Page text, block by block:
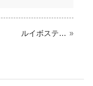
ルイボスティーを中心にヘルシーアイテムを取り揃える 「natu&robe(ナチュアンドローブ)」がサプリメント「プラセンタ乳酸菌プラス」を新発売 »